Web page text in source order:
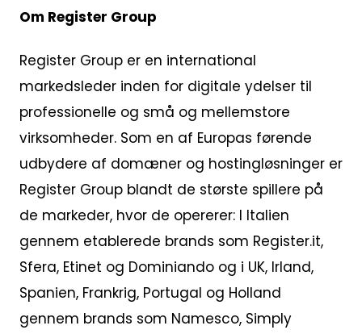
Om Register Group
Register Group er en international
markedsleder inden for digitale ydelser til
professionelle og små og mellemstore
virksomheder. Som en af Europas førende
udbydere af domæner og hostingløsninger er
Register Group blandt de største spillere på
de markeder, hvor de opererer: I Italien
gennem etablerede brands som Register.it,
Sfera, Etinet og Dominiando og i UK, Irland,
Spanien, Frankrig, Portugal og Holland
gennem brands som Namesco, Simply